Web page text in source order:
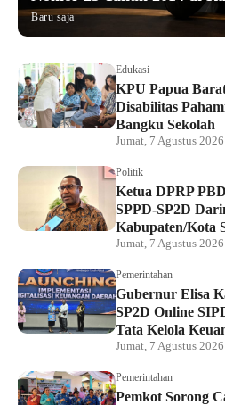
Baru saja
Edukasi
KPU Papua
Disabilitas
Bangku Sekolah
Jumat, 7 Agustus 2026
Politik
Ketua DPRP
SPPD-SP2D
Kabupaten/Kota
Jumat, 7 Agustus 2026
Pemerintahan
Gubernur Elisa
SP2D Online
Tata Kelola
Jumat, 7 Agustus 2026
Pemerintahan
Pemkot Sorong